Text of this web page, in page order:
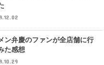
ン弁慶のファンが全店舗に行
た感想